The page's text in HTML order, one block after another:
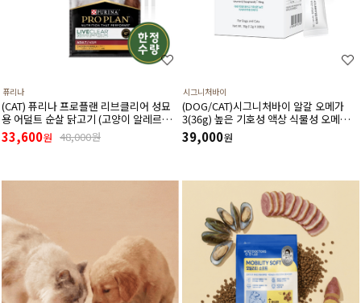
퓨리나
(CAT) 퓨리나 프로플랜 리브클리어 성묘
용 어덜트 순살 닭고기 (고양이 알레르기
감소식단)(1.5kg) (유통기한 27년 3월)
33,600원 48,000원
시그니처바이
(DOG/CAT)시그니처바이 알갈 오메가
3(36g) 높은 기호성 액상 식물성 오메가3
천연 항산화제 비타민E 함유
39,000원